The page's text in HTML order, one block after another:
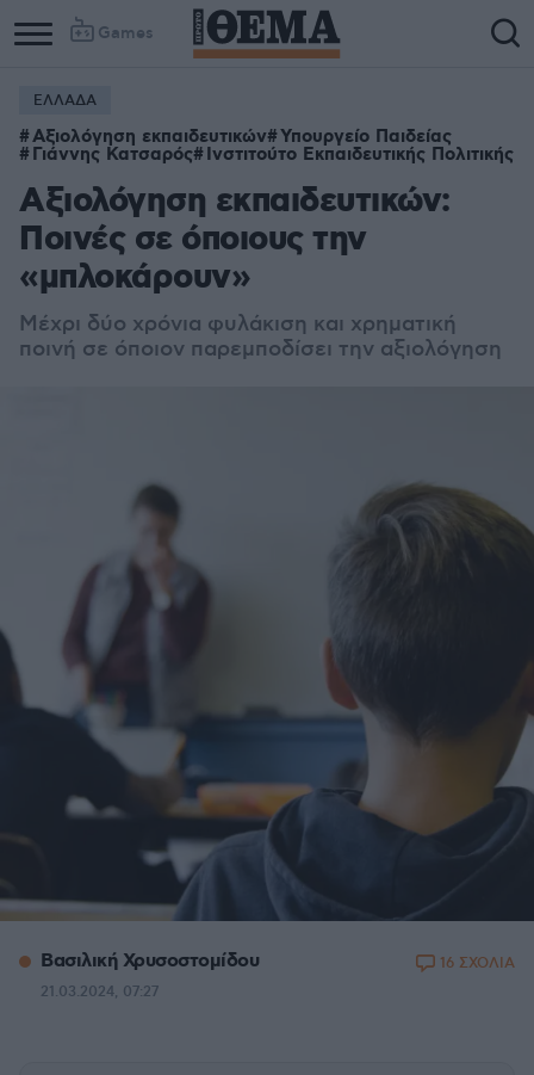
Games
ΕΛΛΑΔΑ
Αξιολόγηση εκπαιδευτικών Υπουργείο Παιδείας
Γιάννης Κατσαρός Ινστιτούτο Εκπαιδευτικής Πολιτικής
Aξιολόγηση εκπαιδευτικών:
Ποινές σε όποιους την
«μπλοκάρουν»
Μέχρι δύο χρόνια φυλάκιση και χρηματική
ποινή σε όποιον παρεμποδίσει την αξιολόγηση
Βασιλική Χρυσοστομίδου
21.03.2024, 07:27
16 ΣΧΟΛΙΑ